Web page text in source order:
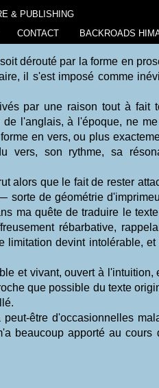
& PUBLISHING
CONTACT BACKROADS
dérouté par la forme en
il s'est imposé comme
par une raison tout à fait
l'anglais, à l'époque, ne
en vers, ou plus
vers, son rythme, sa
alors que le fait de rester
sorte de géométrie
ma quête de traduire le
rébarbative,
limitation devint intolérable,
et vivant, ouvert à l'intuition,
que possible du texte
être d'occasionnelles
beaucoup apporté au cours